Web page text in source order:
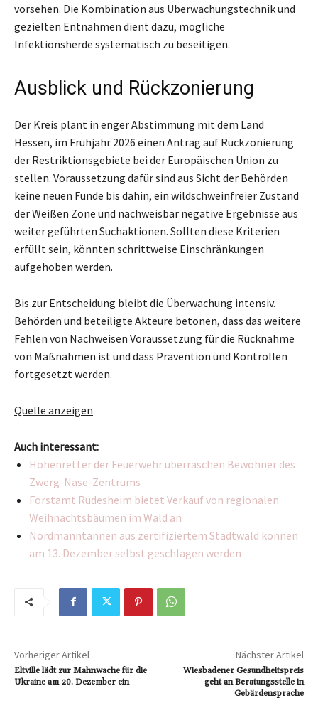
vorsehen. Die Kombination aus Überwachungstechnik und
gezielten Entnahmen dient dazu, mögliche
Infektionsherde systematisch zu beseitigen.
Ausblick und Rückzonierung
Der Kreis plant in enger Abstimmung mit dem Land
Hessen, im Frühjahr 2026 einen Antrag auf Rückzonierung
der Restriktionsgebiete bei der Europäischen Union zu
stellen. Voraussetzung dafür sind aus Sicht der Behörden
keine neuen Funde bis dahin, ein wildschweinfreier Zustand
der Weißen Zone und nachweisbar negative Ergebnisse aus
weiter geführten Suchaktionen. Sollten diese Kriterien
erfüllt sein, könnten schrittweise Einschränkungen
aufgehoben werden.
Bis zur Entscheidung bleibt die Überwachung intensiv.
Behörden und beteiligte Akteure betonen, dass das weitere
Fehlen von Nachweisen Voraussetzung für die Rücknahme
von Maßnahmen ist und dass Prävention und Kontrollen
fortgesetzt werden.
Quelle anzeigen
Auch interessant:
Höhenretter der Feuerwehr überraschen Bewohner des
Zwerg-Nase-Zentrums
Forstamt Rüdesheim bietet Verkauf von regionalen
Weihnachtsbäumen im Wald an
Nordmanntannen aus zertifiziertem Stadtwald können
am 13. Dezember selbst geschlagen werden
Vorheriger Artikel
Eltville lädt zur Mahnwache für die
Ukraine am 20. Dezember ein
Nächster Artikel
Wiesbadener Gesundheitspreis
geht an Beratungsstelle in
Gebärdensprache